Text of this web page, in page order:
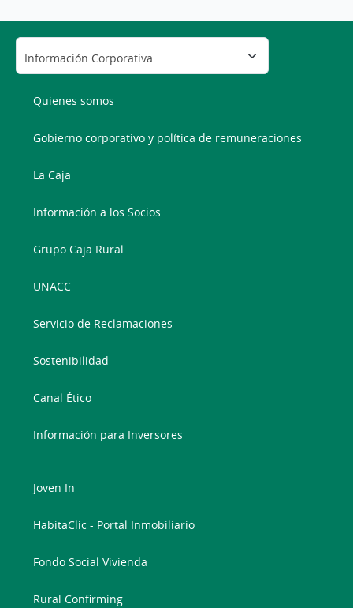
Quienes somos
Gobierno corporativo y política de remuneraciones
La Caja
Información a los Socios
Grupo Caja Rural
UNACC
Servicio de Reclamaciones
Sostenibilidad
Canal Ético
Información para Inversores
Joven In
HabitaClic - Portal Inmobiliario
Fondo Social Vivienda
Rural Confirming